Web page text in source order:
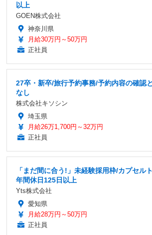
以上
GOEN株式会社
神奈川県
月給30万円～50万円
正社員
27卒・新卒/旅行予約事務/予約内容の確認
なし
株式会社キソシン
埼玉県
月給26万1,700円～32万円
正社員
「まだ間に合う!」未経験採用枠/カプセル
年間休日125日以上
Yts株式会社
愛知県
月給28万円～50万円
正社員